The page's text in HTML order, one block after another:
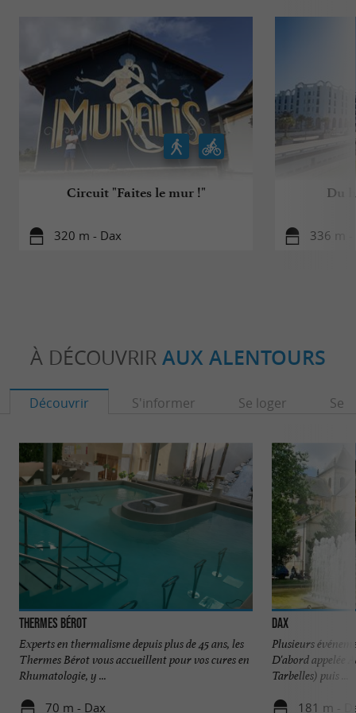
Circuit "Faites le mur !"
320 m - Dax
Du
336 m -
À DÉCOUVRIR AUX ALENTOURS
Découvrir S'informer Se loger Se
Thermes Bérot
Experts en thermalisme depuis plus de 45 ans, les
Thermes Bérot vous accueillent pour vos cures en
Rhumatologie, y ...
70 m - Dax
Dax
Plusieurs
D'abord appelée
Tarbelles) puis ...
181 m -